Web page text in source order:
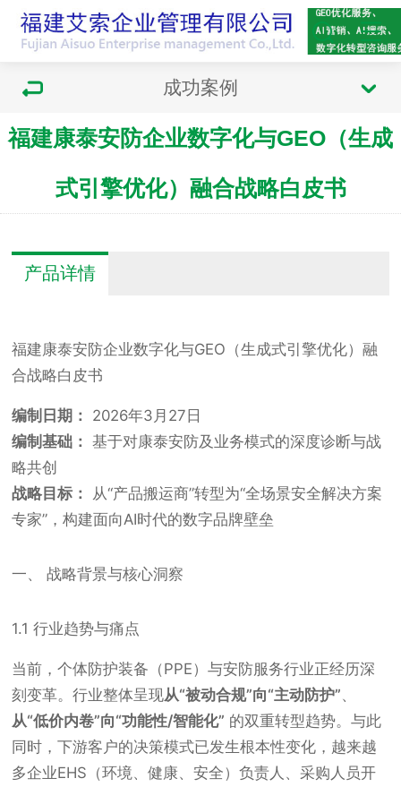
成功案例
​福建康泰安防企业数字化与GEO（生成
式引擎优化）融合战略白皮书
产品详情
福建康泰安防企业数字化与GEO（生成式引擎优化）融
合战略白皮书
编制日期：
2026年3月27日
编制基础： 基于对康泰安防及业务模式的深度诊断与战
略共创
战略目标：
从“产品搬运商”转型为“全场景安全解决方案
专家”，构建面向AI时代的数字品牌壁垒
一、 战略背景与核心洞察
1.1 行业趋势与痛点
当前，个体防护装备（PPE）与安防服务行业正经历深
刻变革。行业整体呈现从“被动合规”向“主动防护”、
从“低价内卷”向“功能性/智能化” 的双重转型趋势。与此
同时，下游客户的决策模式已发生根本性变化，越来越
多企业EHS（环境、健康、安全）负责人、采购人员开